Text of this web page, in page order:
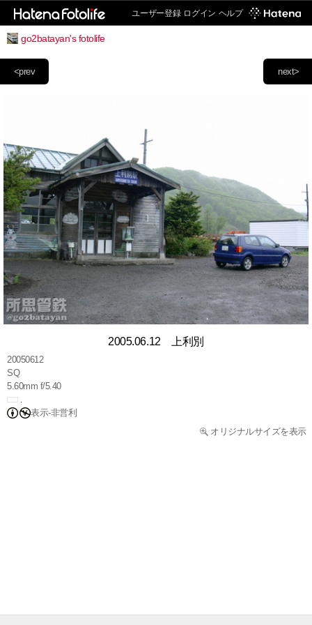
ユーザー登録 ログイン ヘルプ
go2batayan's fotolife
next>
<prev
2005.06.12 上利別
20050612
SQ
5.60mm f/5.40
表示-非営利
オリジナルサイズを表示